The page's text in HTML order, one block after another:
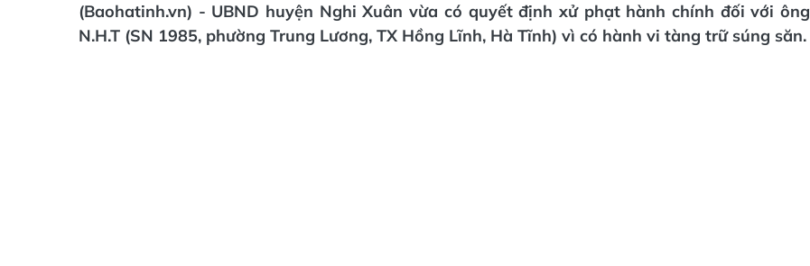
(Baohatinh.vn) - UBND huyện Nghi Xuân vừa có quyết định xử phạt hành chính đối với ông
N.H.T (SN 1985, phường Trung Lương, TX Hồng Lĩnh, Hà Tĩnh) vì có hành vi tàng trữ súng săn.